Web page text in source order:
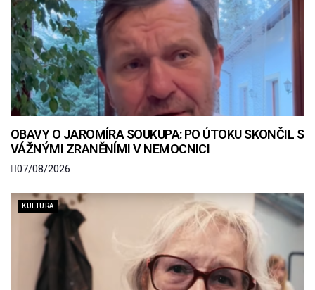
OBAVY O JAROMÍRA SOUKUPA: PO ÚTOKU SKONČIL S
VÁŽNÝMI ZRANĚNÍMI V NEMOCNICI
07/08/2026
KULTURA